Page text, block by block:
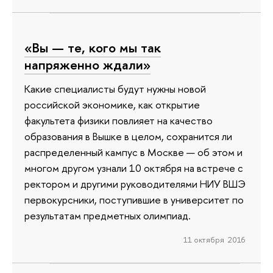
«Вы — те, кого мы так
напряженно ждали»
Какие специалисты будут нужны новой
российской экономике, как открытие
факультета физики повлияет на качество
образования в Вышке в целом, сохранится ли
распределенный кампус в Москве — об этом и
многом другом узнали 10 октября на встрече с
ректором и другими руководителями НИУ ВШЭ
первокурсники, поступившие в университет по
результатам предметных олимпиад.
11 октября 2016